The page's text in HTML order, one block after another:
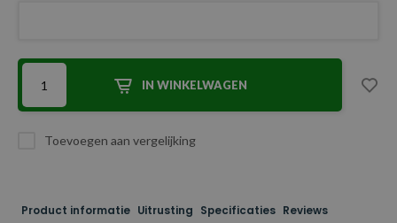
IN WINKELWAGEN
Toevoegen aan vergelijking
Product informatie Uitrusting Specificaties Reviews